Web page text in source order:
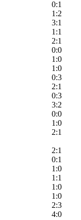
0:1
1:2
3:1
1:1
2:1
0:0
1:0
1:0
0:3
2:1
0:3
3:2
0:0
1:0
2:1
2:1
0:1
1:0
1:1
1:0
1:0
2:3
4:0